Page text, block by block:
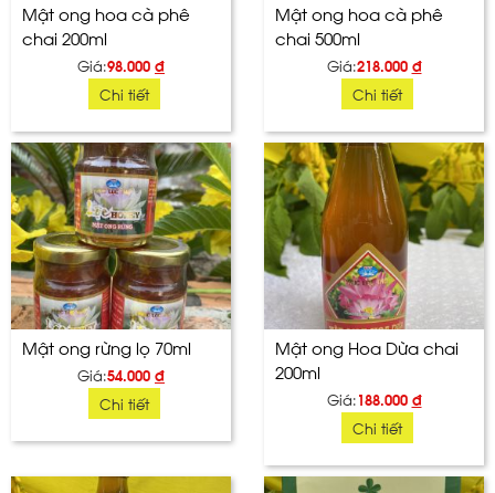
Mật ong hoa cà phê
chai 200ml
Giá:98.000 đ
Chi tiết
Mật ong hoa cà phê
chai 500ml
Giá:218.000 đ
Chi tiết
Mật ong rừng lọ 70ml
Giá:54.000 đ
Chi tiết
Mật ong Hoa Dừa chai
200ml
Giá:188.000 đ
Chi tiết